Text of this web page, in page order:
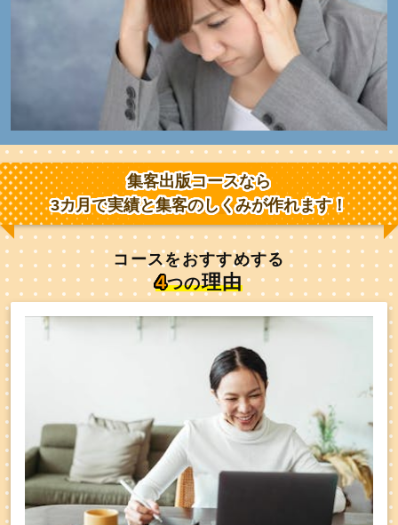
集客出版コースなら
3カ月で実績と集客のしくみが作れます！
コースをおすすめする
4つの理由